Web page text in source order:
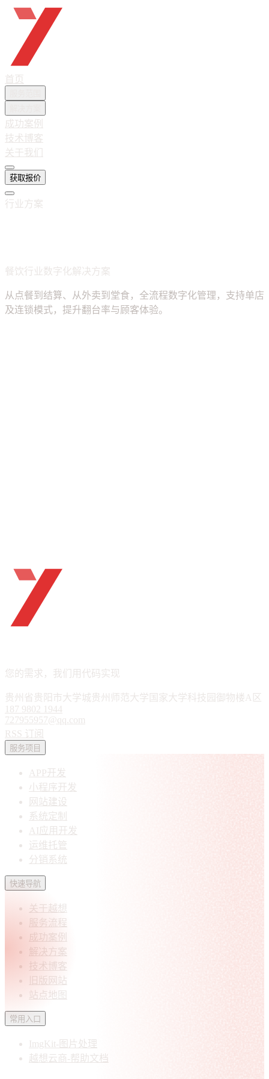
首页
成功案例
技术博客
关于我们
获取报价
行业方案
餐饮行业数字化解决方案
从点餐到结算、从外卖到堂食，全流程数字化管理，支持单店
及连锁模式，提升翻台率与顾客体验。
您的需求，我们用代码实现
贵州省贵阳市大学城贵州师范大学国家大学科技园御物楼A区
187 9802 1944
727955957@qq.com
RSS 订阅
服务项目
APP开发
小程序开发
网站建设
系统定制
AI应用开发
运维托管
分销系统
快速导航
关于越想
服务流程
成功案例
解决方案
技术博客
旧版网站
站点地图
常用入口
ImgKit-图片处理
越想云商-帮助文档